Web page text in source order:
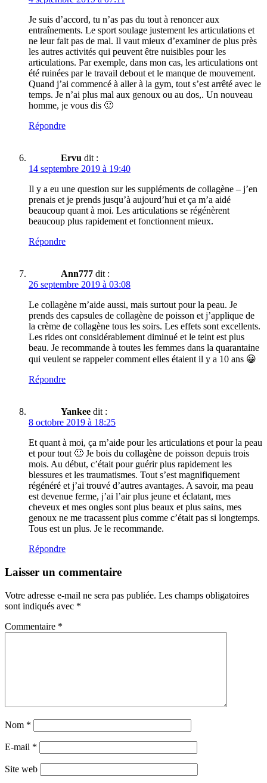
Je suis d’accord, tu n’as pas du tout à renoncer aux
entraînements. Le sport soulage justement les articulations et
ne leur fait pas de mal. Il vaut mieux d’examiner de plus près
les autres activités qui peuvent être nuisibles pour les
articulations. Par exemple, dans mon cas, les articulations ont
été ruinées par le travail debout et le manque de mouvement.
Quand j’ai commencé à aller à la gym, tout s’est arrêté avec le
temps. Je n’ai plus mal aux genoux ou au dos,. Un nouveau
homme, je vous dis 🙂
Répondre
Ervu dit :
14 septembre 2019 à 19:40
Il y a eu une question sur les suppléments de collagène – j’en
prenais et je prends jusqu’à aujourd’hui et ça m’a aidé
beaucoup quant à moi. Les articulations se régénèrent
beaucoup plus rapidement et fonctionnent mieux.
Répondre
Ann777 dit :
26 septembre 2019 à 03:08
Le collagène m’aide aussi, mais surtout pour la peau. Je
prends des capsules de collagène de poisson et j’applique de
la crème de collagène tous les soirs. Les effets sont excellents.
Les rides ont considérablement diminué et le teint est plus
beau. Je recommande à toutes les femmes dans la quarantaine
qui veulent se rappeler comment elles étaient il y a 10 ans 😀
Répondre
Yankee dit :
8 octobre 2019 à 18:25
Et quant à moi, ça m’aide pour les articulations et pour la peau
et pour tout 🙂 Je bois du collagène de poisson depuis trois
mois. Au début, c’était pour guérir plus rapidement les
blessures et les traumatismes. Tout s’est magnifiquement
régénéré et j’ai trouvé d’autres avantages. A savoir, ma peau
est devenue ferme, j’ai l’air plus jeune et éclatant, mes
cheveux et mes ongles sont plus beaux et plus sains, mes
genoux ne me tracassent plus comme c’était pas si longtemps.
Tous est un plus. Je le recommande.
Répondre
Laisser un commentaire
Votre adresse e-mail ne sera pas publiée. Les champs obligatoires
sont indiqués avec *
Commentaire *
Nom *
E-mail *
Site web